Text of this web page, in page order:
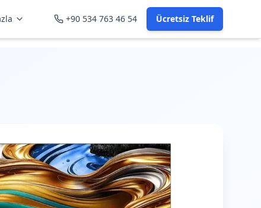
+90 534 763 46 54 Ücretsiz Teklif